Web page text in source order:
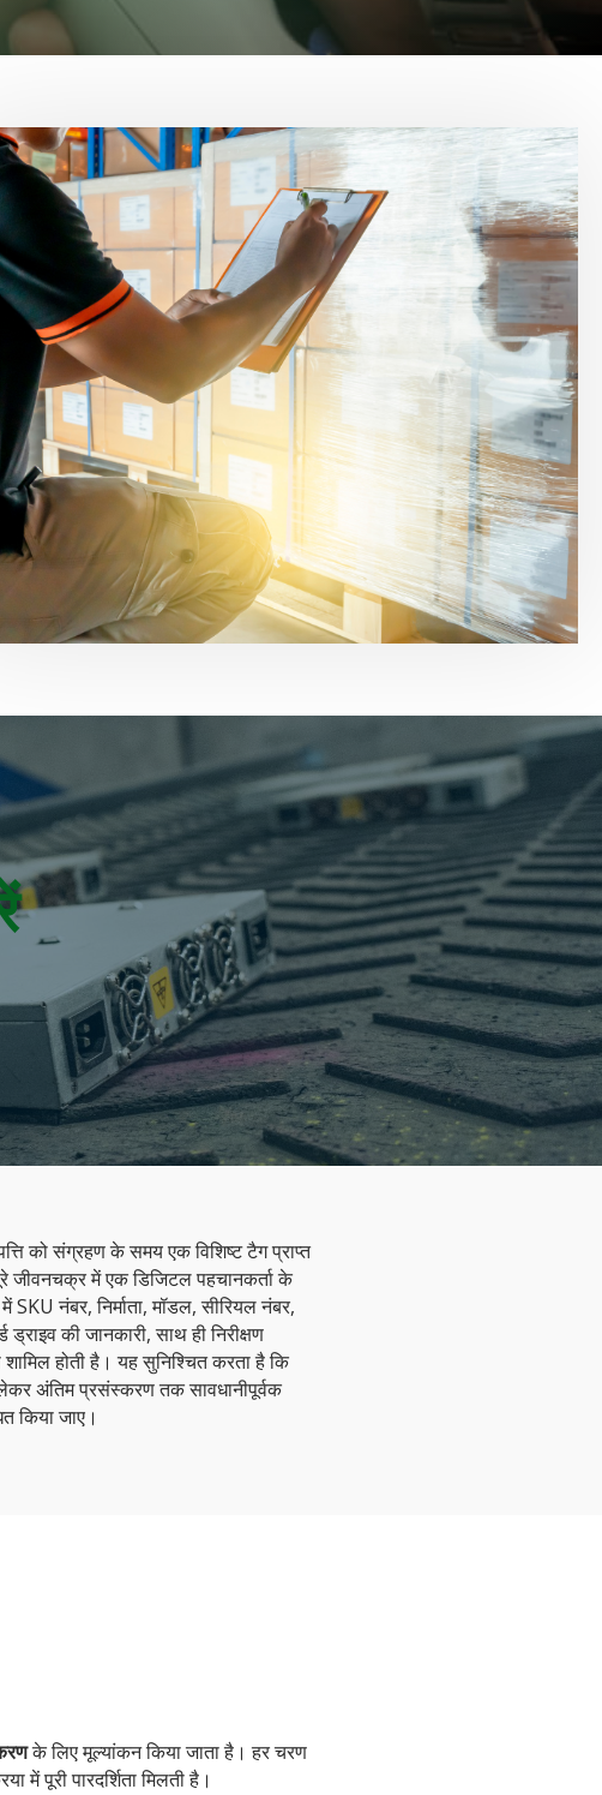
को संग्रहण के समय एक विशिष्ट टैग प्राप्त
जीवनचक्र में एक डिजिटल पहचानकर्ता के
SKU नंबर, निर्माता, मॉडल, सीरियल नंबर,
की जानकारी, साथ ही निरीक्षण
होती है। यह सुनिश्चित करता है कि
अंतिम प्रसंस्करण तक सावधानीपूर्वक
किया जाए।
के लिए मूल्यांकन किया जाता है। हर चरण
पूरी पारदर्शिता मिलती है।